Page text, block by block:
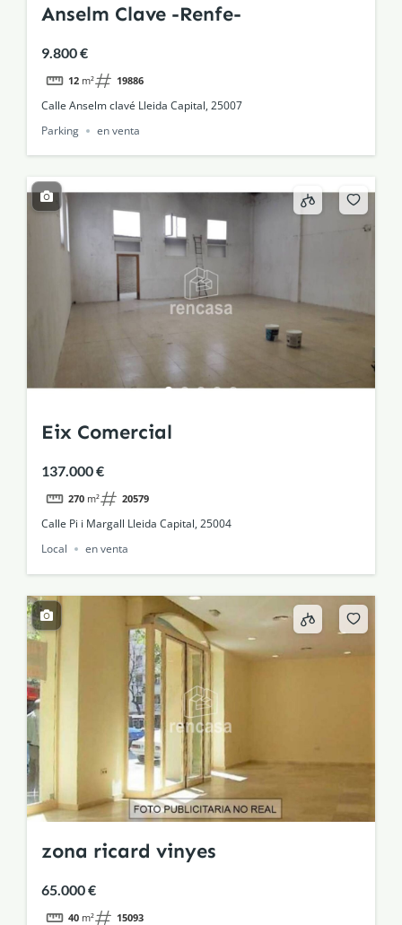
Anselm Clave -Renfe-
9.800 €
12 m² 19886
Calle Anselm clavé Lleida Capital, 25007
Parking
en venta
Eix Comercial
137.000 €
270 m² 20579
Calle Pi i Margall Lleida Capital, 25004
Local
en venta
zona ricard vinyes
65.000 €
40 m² 15093